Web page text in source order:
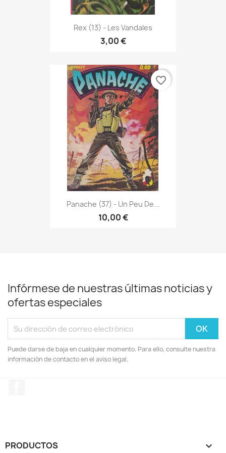
Rex (13) - Les Vandales
3,00 €
Panache (37) - Un Peu De...
10,00 €
favorite_border
Infórmese de nuestras últimas noticias y
ofertas especiales
Puede darse de baja en cualquier momento. Para ello, consulte nuestra
información de contacto en el aviso legal.
PRODUCTOS 